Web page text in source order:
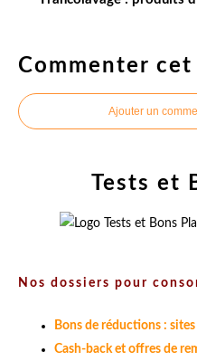
Commenter
Ajouter un
Tests et
Nos dossiers pour
Bons de réductions :
Cash-back et offres de